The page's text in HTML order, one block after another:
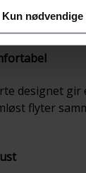
Kun nødvendige
designet gir
flyter